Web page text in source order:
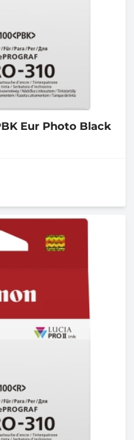
Eur Photo Black